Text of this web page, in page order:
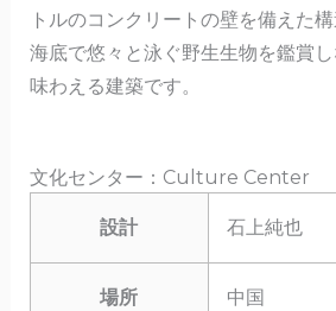
トルのコンクリートの壁を備えた構
海底で悠々と泳ぐ野生生物を鑑賞
味わえる建築です。
文化センター：Culture Center
設計 石上純也
場所 中国